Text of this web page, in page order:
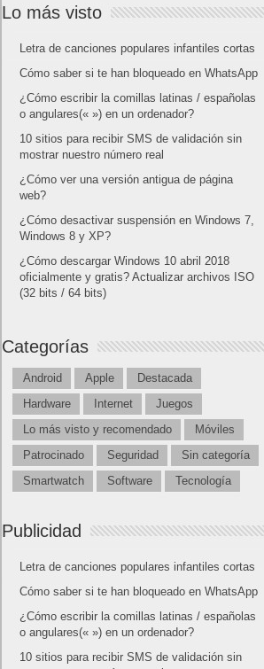
Lo más visto
Letra de canciones populares infantiles cortas
Cómo saber si te han bloqueado en WhatsApp
¿Cómo escribir la comillas latinas / españolas
o angulares(« ») en un ordenador?
10 sitios para recibir SMS de validación sin
mostrar nuestro número real
¿Cómo ver una versión antigua de página
web?
¿Cómo desactivar suspensión en Windows 7,
Windows 8 y XP?
¿Cómo descargar Windows 10 abril 2018
oficialmente y gratis? Actualizar archivos ISO
(32 bits / 64 bits)
Categorías
Android Apple
Destacada
Hardware
Internet
Juegos
Lo más visto y recomendado
Móviles
Patrocinado
Seguridad
Sin categoría
Smartwatch
Software Tecnología
Publicidad
Letra de canciones populares infantiles cortas
Cómo saber si te han bloqueado en WhatsApp
¿Cómo escribir la comillas latinas / españolas
o angulares(« ») en un ordenador?
10 sitios para recibir SMS de validación sin